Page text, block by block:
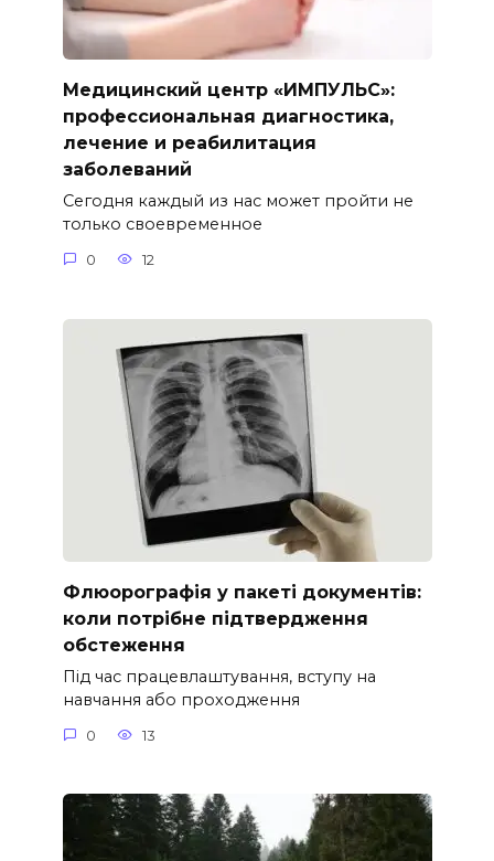
Медицинский центр «ИМПУЛЬС»:
профессиональная диагностика,
лечение и реабилитация
заболеваний
Сегодня каждый из нас может пройти не
только своевременное
0 12
Флюорографія у пакеті документів:
коли потрібне підтвердження
обстеження
Під час працевлаштування, вступу на
навчання або проходження
0 13